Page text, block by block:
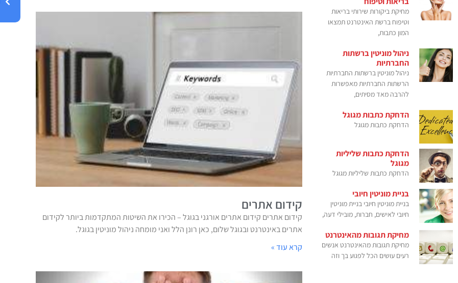
מחיקת ביקורות שירותי בריאות
וטיפוח ברשת האינטרנט תמצאו
המון כתבות,
ניהול מוניטין ברשתות
החברתיות
ניהול מוניטין ברשתות החברתיות
הרשתות החברתיות מאפשרות
להרבה מאד מסיתים,
הדחקת כתבות מגוגל
הדחקת כתבות מגוגל
הדחקת כתבות שליליות
מגוגל
הדחקת כתבות שליליות מגוגל
בניית מוניטין חיובי
בניית מוניטין חיובי בניית מוניטין
חיובי לאישים, חברות, מובילי דעה,
מחיקת תגובות מהאינטרנט
מחיקת תגובות מהאינטרנט אנשים
רעים עושים הכל לפגוע בך וזה
קידום אתרים
קידום אתרים קידום אתרים אורגני בגוגל – הכירו את השיטות המתקדמות ביותר לקידום
אתרים באינטרנט ובגוגל שלום, כאן רונן הלל ואני מומחה ניהול מוניטין בגוגל.
קרא עוד »